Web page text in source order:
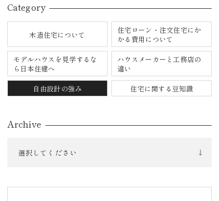
Category
木造住宅について
住宅ローン・注文住宅にか
かる費用について
モデルハウスを見学するな
ら日本住建へ
ハウスメーカーと工務店の
違い
自由設計の強み 住宅に関する豆知識
Archive
選択してください